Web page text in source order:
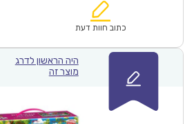
₪53.00.
הוא:
כתוב חוות דעת
היה הראשון לדרג
מוצר זה